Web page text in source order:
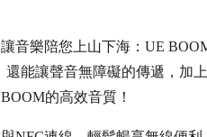
音樂陪您上山下海：UE
還能讓聲音無障礙的傳遞，加
的高效音質！